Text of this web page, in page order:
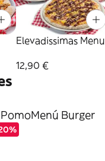
Elevadissimas Menu
12,90 €
Burger